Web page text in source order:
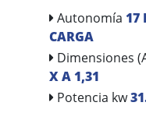
Autonomía 17
CARGA
Dimensiones
X A 1,31
Potencia kw